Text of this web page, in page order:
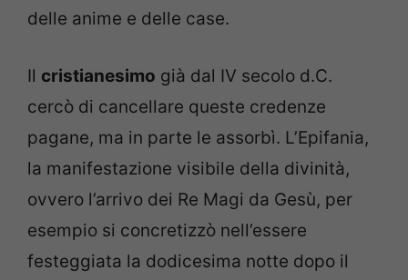
delle anime e delle case.
Il cristianesimo già dal IV secolo d.C.
cercò di cancellare queste credenze
pagane, ma in parte le assorbì. L’Epifania,
la manifestazione visibile della divinità,
ovvero l’arrivo dei Re Magi da Gesù, per
esempio si concretizzò nell’essere
festeggiata la dodicesima notte dopo il